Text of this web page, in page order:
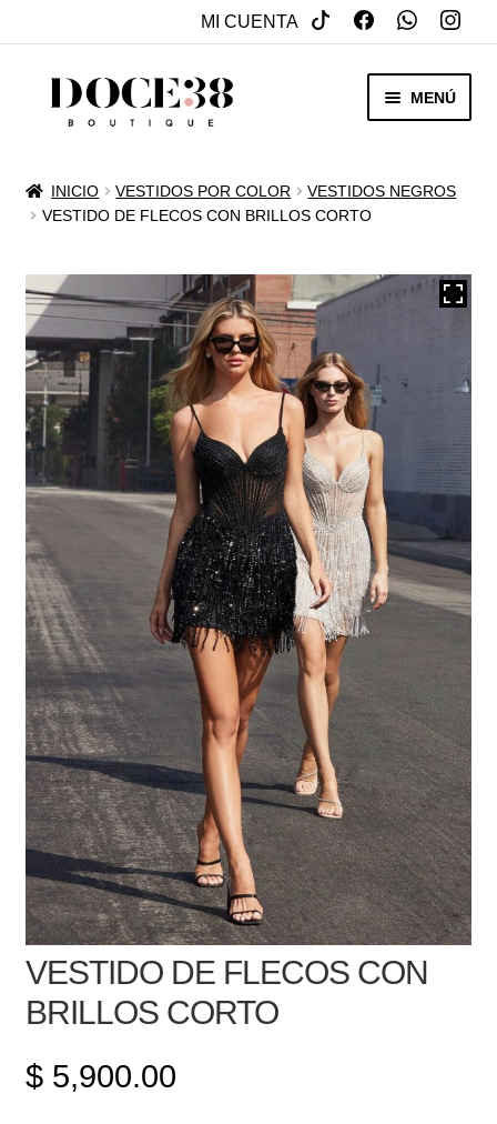
MI CUENTA
SALTAR
MENÚ
VENTA
REBAJAS
VESTIDOS DE NOVIA
OTROS
HIJO
ACCESORIOS
INICIO VESTIDOS POR COLOR
VESTIDOS NEGROS
VESTIDO DE FLECOS CON BRILLOS CORTO
VESTIDO DE FLECOS CON
BRILLOS CORTO
$5,900.00